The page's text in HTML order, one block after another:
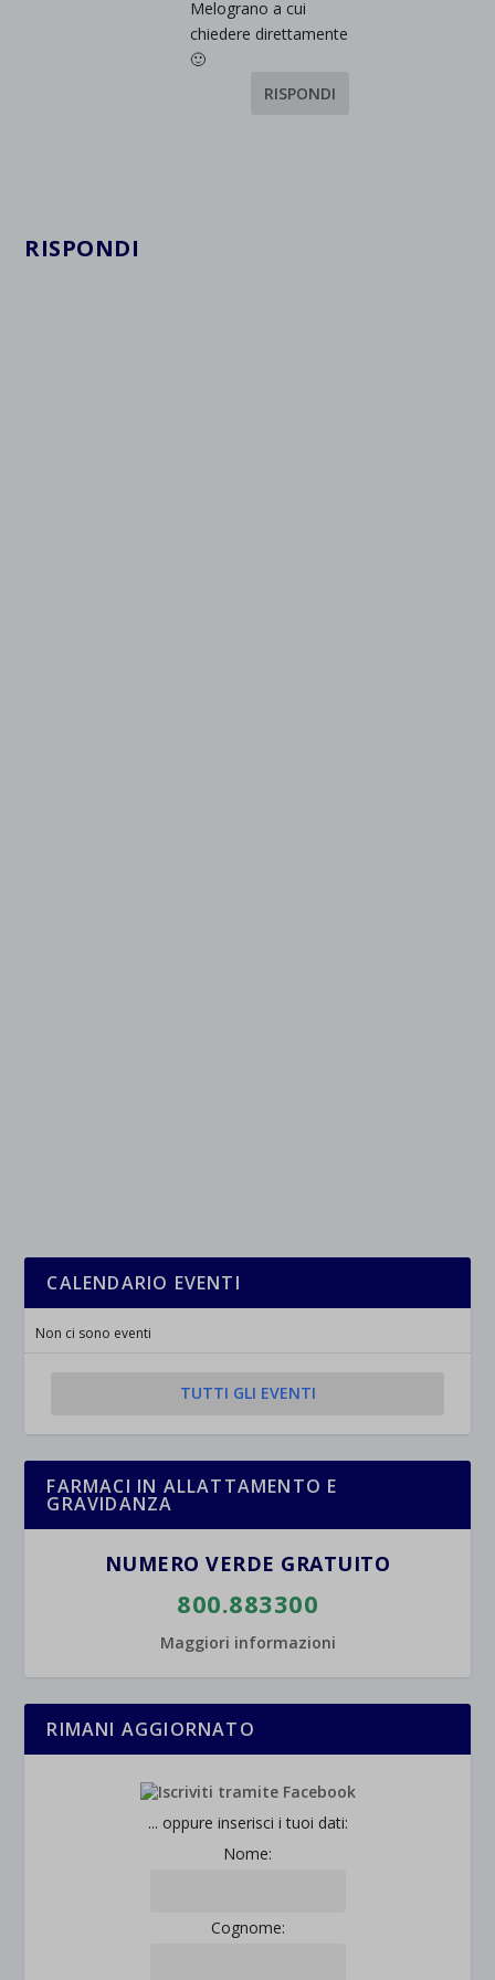
Melograno a cui
chiedere direttamente
🙂
RISPONDI
RISPONDI
CALENDARIO EVENTI
Non ci sono eventi
TUTTI GLI EVENTI
FARMACI IN ALLATTAMENTO E
GRAVIDANZA
NUMERO VERDE GRATUITO
800.883300
Maggiori informazioni
RIMANI AGGIORNATO
... oppure inserisci i tuoi dati:
Nome:
Cognome: